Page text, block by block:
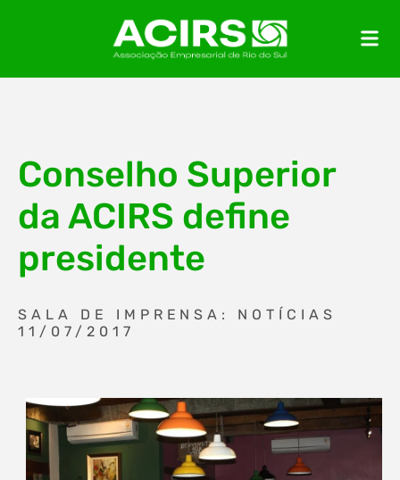
Conselho Superior
da ACIRS define
presidente
SALA DE IMPRENSA: NOTÍCIAS
11/07/2017